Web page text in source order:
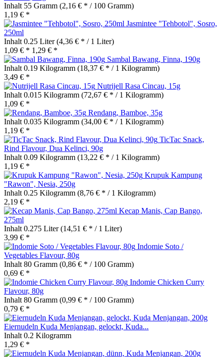
Inhalt 55 Gramm (2,16 € * / 100 Gramm)
1,19 € *
Jasmintee "Tehbotol", Sosro,
250ml
Inhalt 0.25 Liter(4,36 € * / 1 Liter)
1,09 € * 1,29 € *
Sambal Bawang, Finna, 190g
Inhalt 0.19 Kilogramm (18,37 € * / 1 Kilogramm)
3,49 € *
Nutrijell Rasa Cincau, 15g
Inhalt 0.015 Kilogramm (72,67 € * / 1 Kilogramm)
1,09 € *
Rendang, Bamboe, 35g
Inhalt 0.035 Kilogramm (34,00 € * / 1 Kilogramm)
1,19 € *
TicTac Snack,
Rind Flavour, Dua Kelinci, 90g
Inhalt 0.09 Kilogramm (13,22 € * / 1 Kilogramm)
1,19 € *
Krupuk Kampung
"Rawon", Nesia, 250g
Inhalt 0.25 Kilogramm (8,76 € * / 1 Kilogramm)
2,19 € *
Kecap Manis, Cap Bango,
275ml
Inhalt 0.275 Liter(14,51 € * / 1 Liter)
3,99 € *
Indomie Soto /
Vegetables Flavour, 80g
Inhalt 80 Gramm (0,86 € * / 100 Gramm)
0,69 € *
Indomie Chicken Curry
Flavour, 80g
Inhalt 80 Gramm (0,99 € * / 100 Gramm)
0,79 € *
Eiernudeln Kuda Menjangan, gelockt, Kuda...
Inhalt 0.2 Kilogramm
1,29 € *